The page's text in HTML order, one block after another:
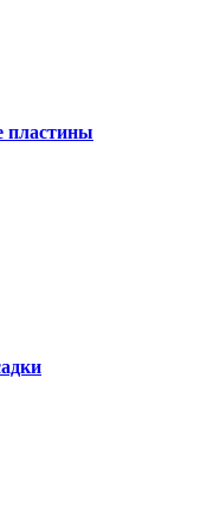
пластины